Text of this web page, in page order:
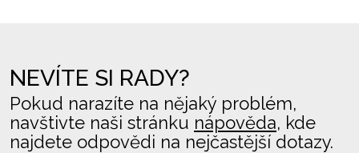
NEVÍTE SI RADY?
Pokud narazíte na nějaký problém,
navštivte naši stránku nápověda, kde
najdete odpovědi na nejčastější dotazy.